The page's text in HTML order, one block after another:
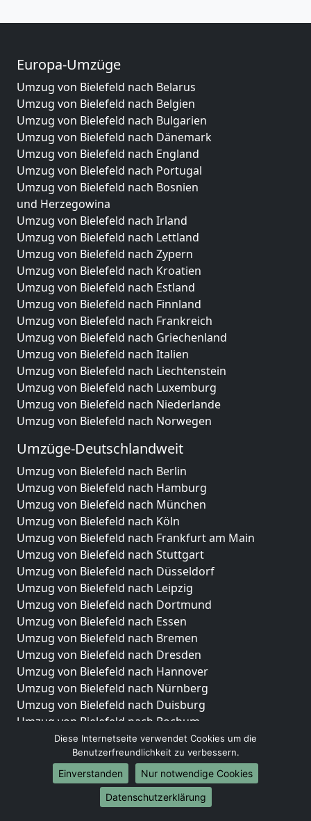
Europa-Umzüge
Umzug von Bielefeld nach Belarus
Umzug von Bielefeld nach Belgien
Umzug von Bielefeld nach Bulgarien
Umzug von Bielefeld nach Dänemark
Umzug von Bielefeld nach England
Umzug von Bielefeld nach Portugal
Umzug von Bielefeld nach Bosnien
und Herzegowina
Umzug von Bielefeld nach Irland
Umzug von Bielefeld nach Lettland
Umzug von Bielefeld nach Zypern
Umzug von Bielefeld nach Kroatien
Umzug von Bielefeld nach Estland
Umzug von Bielefeld nach Finnland
Umzug von Bielefeld nach Frankreich
Umzug von Bielefeld nach Griechenland
Umzug von Bielefeld nach Italien
Umzug von Bielefeld nach Liechtenstein
Umzug von Bielefeld nach Luxemburg
Umzug von Bielefeld nach Niederlande
Umzug von Bielefeld nach Norwegen
Umzüge-Deutschlandweit
Umzug von Bielefeld nach Berlin
Umzug von Bielefeld nach Hamburg
Umzug von Bielefeld nach München
Umzug von Bielefeld nach Köln
Umzug von Bielefeld nach Frankfurt am Main
Umzug von Bielefeld nach Stuttgart
Umzug von Bielefeld nach Düsseldorf
Umzug von Bielefeld nach Leipzig
Umzug von Bielefeld nach Dortmund
Umzug von Bielefeld nach Essen
Umzug von Bielefeld nach Bremen
Umzug von Bielefeld nach Dresden
Umzug von Bielefeld nach Hannover
Umzug von Bielefeld nach Nürnberg
Umzug von Bielefeld nach Duisburg
Umzug von Bielefeld nach Bochum
Umzug von Bielefeld nach Wuppertal
Umzug von Bielefeld nach Bielefeld
Umzug von Bielefeld nach Bonn
Umzug von Bielefeld nach Münster
Diese Internetseite verwendet Cookies um die
Benutzerfreundlichkeit zu verbessern.
Einverstanden
Nur notwendige Cookies
Datenschutzerklärung